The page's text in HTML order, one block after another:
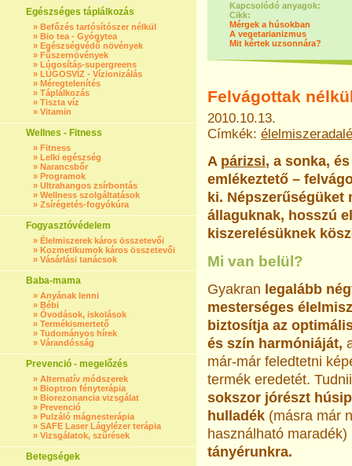
Egészséges táplálkozás
» Befőzés tartósítószer nélkül
» Bio tea - Gyógytea
» Egészségvédő növények
» Fűszernövények
» Lúgosítás-supergreens
» LÚGOSVÍZ - Vízionizálás
» Méregtelenítés
» Táplálkozás
» Tiszta víz
» Vitamin
Wellnes - Fitness
» Fitness
» Lelki egészség
» Narancsbőr
» Programok
» Ultrahangos zsírbontás
» Wellness szolgáltatások
» Zsírégetés-fogyókúra
Fogyasztóvédelem
» Élelmiszerek káros összetevői
» Kozmetikumok káros összetevői
» Vásárlási tanácsok
Baba-mama
» Anyának lenni
» Bébi
» Óvodások, iskolások
» Termékismertető
» Tudományos hírek
» Várandósság
Prevenció - megelőzés
» Alternatív módszerek
» Bioptron fényterápia
» Biorezonancia vizsgálat
» Prevenció
» Pulzáló mágnesterápia
» SAFE Laser Lágylézer terápia
» Vizsgálatok, szűrések
Betegségek
Kapcsolódó anyagok:
Cikk:
Mérgek a húsokban
A vegetarianizmus
Mit kértek uzsonnára?
Felvágottak
2010.10.13.
Címkék:
A párizsi, a sonka,
emlékeztető –
ki. Népszerűségüket
állaguknak, hosszú
kiszerelésüknek
Mi van belül?
Gyakran legalább
mesterséges
biztosítja az
és szín harmóniáját,
már-már feledtetni
termék eredetét.
sokszor jórészt
hulladék (másra már
használható maradék)
tányérunkra.